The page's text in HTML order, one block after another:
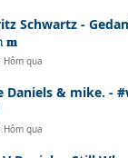
Schwartz -
𝐦
Hôm qua
Daniels & mike. -
Hôm qua